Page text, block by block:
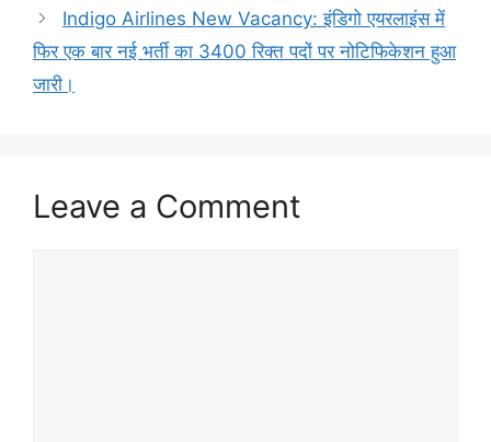
Indigo Airlines New Vacancy: इंडिगो एयरलाइंस में
फिर एक बार नई भर्ती का 3400 रिक्त पदों पर नोटिफिकेशन हुआ
जारी।
Leave a Comment